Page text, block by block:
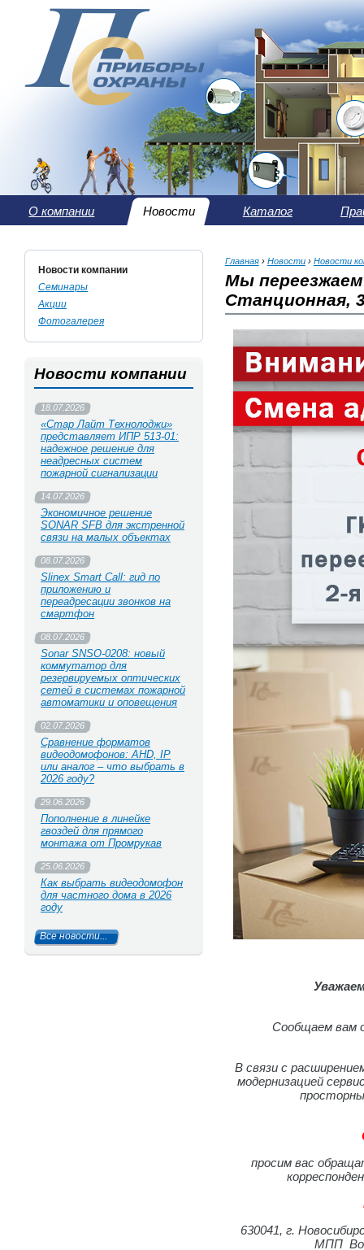
О компании Новости Каталог
Новости компании
Семинары
Акции
Фотогалерея
Новости компании
18.07.2026
«Стар Лайт Технолоджи»
представляет ИПР 513‑01:
надежное решение для
неадресных систем
пожарной сигнализации
14.07.2026
Экономичное решение
SONAR SFB для экстренной
связи на малых объектах
08.07.2026
Slinex Smart Call: гид по
приложению и
переадресации звонков на
смартфон
08.07.2026
Sonar SNSO-0208: новый
коммутатор для
резервируемых оптических
сетей в системах пожарной
автоматики и оповещения
02.07.2026
Сравнение форматов
видеодомофонов: AHD, IP
или аналог – что выбрать в
2026 году?
29.06.2026
Пополнение в линейке
гвоздей для прямого
монтажа от Промрукав
25.06.2026
Как выбрать видеодомофон
для частного дома в 2026
году
Все новости...
Главная› Новости› Новости
Мы
Станционная,
Сообщаем вам
В связи с
модернизацией
просим вас
630041, г.
МПП